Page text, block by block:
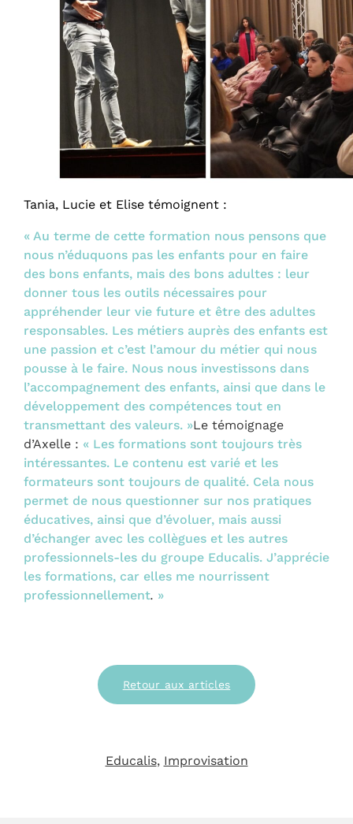
Tania, Lucie et Elise témoignent :
« Au terme de cette formation nous pensons que
nous n’éduquons pas les enfants pour en faire
des bons enfants, mais des bons adultes : leur
donner tous les outils nécessaires pour
appréhender leur vie future et être des adultes
responsables. Les métiers auprès des enfants est
une passion et c’est l’amour du métier qui nous
pousse à le faire. Nous nous investissons dans
l’accompagnement des enfants, ainsi que dans le
développement des compétences tout en
transmettant des valeurs. »Le témoignage
d’Axelle : « Les formations sont toujours très
intéressantes. Le contenu est varié et les
formateurs sont toujours de qualité. Cela nous
permet de nous questionner sur nos pratiques
éducatives, ainsi que d’évoluer, mais aussi
d’échanger avec les collègues et les autres
professionnels-les du groupe Educalis. J’apprécie
les formations, car elles me nourrissent
professionnellement. »
Retour aux articles
Educalis, Improvisation